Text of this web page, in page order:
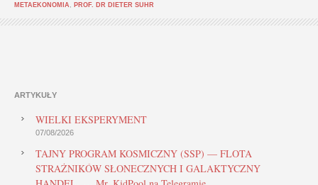
METAEKONOMIA
PROF. DR DIETER SUHR
ARTYKUŁY
WIELKI EKSPERYMENT
07/08/2026
TAJNY PROGRAM KOSMICZNY (SSP) — FLOTA
STRAŻNIKÓW SŁONECZNYCH I GALAKTYCZNY